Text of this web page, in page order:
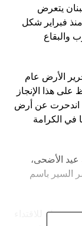
يتعرض
سنوات، اتخذ منذ فبراير شكل
والبقاع
الأرض عام
على هذا الإنجاز
اندحرت عن أرض
في الكرامة
الأضحى،
السير باسم
محطة للاقتداء